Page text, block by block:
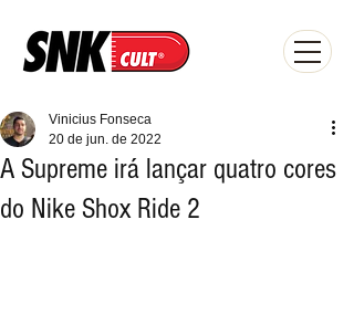
A Supreme irá lançar quatro cores
do Nike Shox Ride 2
Vinicius Fonseca
20 de jun. de 2022